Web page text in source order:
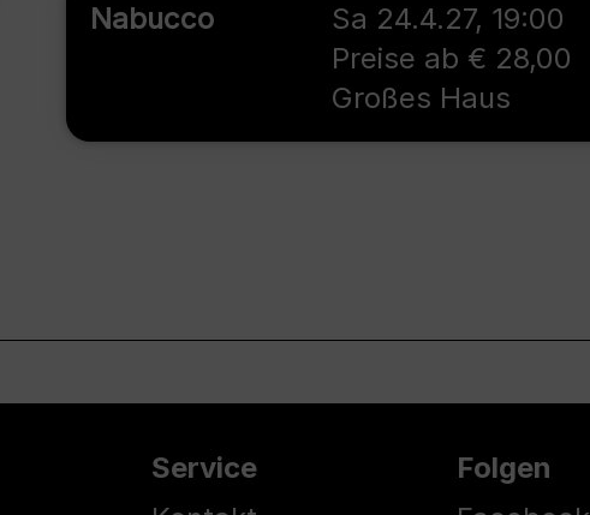
Nabucco Sa 24.4.27, 19:00
Preise ab € 28,00
Großes Haus
Service
Folgen